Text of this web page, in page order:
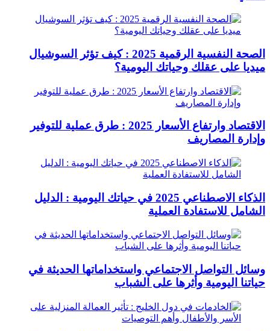
الصحة النفسية الرقمية 2025 : كيف تؤثر السوشيال
ميديا على عقلك وحياتك اليومية؟
الاقتصاد وارتفاع الأسعار 2025 : طرق عملية للتوفير
وإدارة المصاريف
الذكاء الاصطناعي 2025 في حياتك اليومية : الدليل
الشامل للاستفادة العملية
وسائل التواصل الاجتماعي واستخداماتها الحديثة في
حياتنا اليومية وأثرها على الشباب